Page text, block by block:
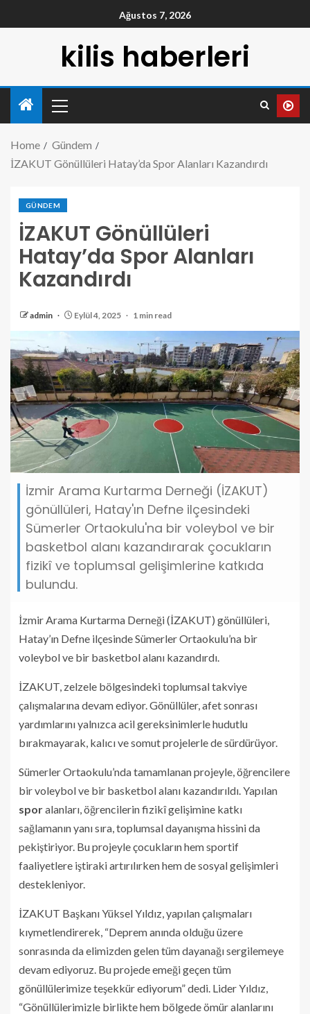
Ağustos 7, 2026
kilis haberleri
Home
Gündem
İZAKUT Gönüllüleri Hatay’da Spor Alanları Kazandırdı
GÜNDEM
İZAKUT Gönüllüleri
Hatay’da Spor Alanları
Kazandırdı
admin Eylül 4, 2025 1 min read
İzmir Arama Kurtarma Derneği (İZAKUT)
gönüllüleri, Hatay'ın Defne ilçesindeki
Sümerler Ortaokulu'na bir voleybol ve bir
basketbol alanı kazandırarak çocukların
fizikî ve toplumsal gelişimlerine katkıda
bulundu.
İzmir Arama Kurtarma Derneği (İZAKUT) gönüllüleri,
Hatay’ın Defne ilçesinde Sümerler Ortaokulu’na bir
voleybol ve bir basketbol alanı kazandırdı.
İZAKUT, zelzele bölgesindeki toplumsal takviye
çalışmalarına devam ediyor. Gönüllüler, afet sonrası
yardımlarını yalnızca acil gereksinimlerle hudutlu
bırakmayarak, kalıcı ve somut projelerle de sürdürüyor.
Sümerler Ortaokulu’nda tamamlanan projeyle, öğrencilere
bir voleybol ve bir basketbol alanı kazandırıldı. Yapılan
sporalanları, öğrencilerin fizikî gelişimine katkı
sağlamanın yanı sıra, toplumsal dayanışma hissini da
pekiştiriyor. Bu projeyle çocukların hem sportif
faaliyetlere iştiraki artırılırken hem de sosyal gelişimleri
destekleniyor.
İZAKUT Başkanı Yüksel Yıldız, yapılan çalışmaları
kıymetlendirerek, “Deprem anında olduğu üzere
sonrasında da elimizden gelen tüm dayanağı sergilemeye
devam ediyoruz. Bu projede emeği geçen tüm
gönüllülerimize teşekkür ediyorum” dedi. Lider Yıldız,
“Gönüllülerimizle birlikte hem bölgede ömür alanlarını